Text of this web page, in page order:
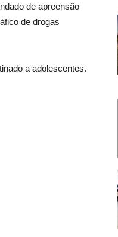
de apreensão
de drogas
a adolescentes.